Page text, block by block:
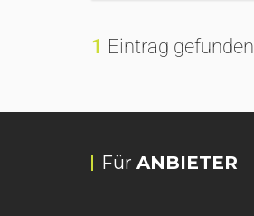
1 Eintrag gefunden
Für ANBIETER